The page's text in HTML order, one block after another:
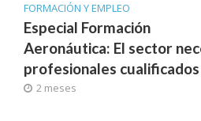
FORMACIÓN Y EMPLEO
Especial Formación
Aeronáutica: El sector
profesionales cualificados
2 meses